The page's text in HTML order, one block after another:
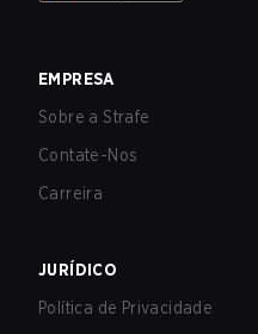
EMPRESA
Sobre a Strafe
Contate-Nos
Carreira
JURÍDICO
Política de Privacidade